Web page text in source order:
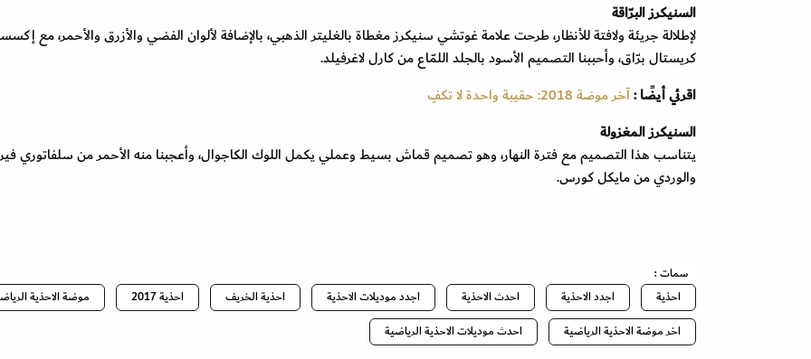
السنيكرز البرّاقة
لإطلالة جريئة ولافتة للأنظار، طرحت علامة غوتشي سنيكرز مغطاة بالغليتر الذهبي، بالإضافة لألوان الفضي والأزرق والأحمر، مع
كريستال برّاق، وأحببنا التصميم الأسود بالجلد اللمّاع من كارل لاغرفيلد.
اقرئي أيضًا :آخر موضة 2018: حقيبة واحدة لا تكفِ
السنيكرز المغزولة
يتناسب هذا التصميم مع فترة النهار، وهو تصميم قماش بسيط وعملي يكمل اللوك الكاجوال، وأعجبنا منه الأحمر من سلفاتوري
والوردي من مايكل كورس.
سمات :
احذية
اجدد الاحذية احدث الاحذية اجدد موديلات الاحذية احذية الخريف احذية 2017
موضة الاحذية
اخر موضة الاحذية الرياضية
احدث موديلات الاحذية الرياضية